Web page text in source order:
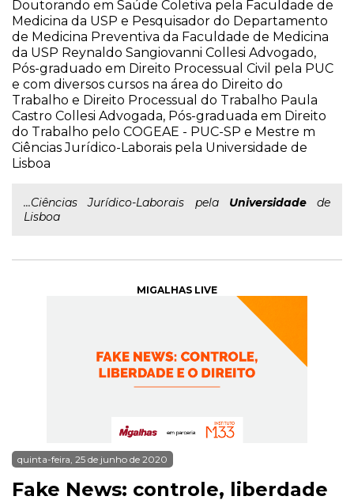
Doutorando em Saúde Coletiva pela Faculdade de
Medicina da USP e Pesquisador do Departamento
de Medicina Preventiva da Faculdade de Medicina
da USP Reynaldo Sangiovanni Collesi Advogado,
Pós-graduado em Direito Processual Civil pela PUC
e com diversos cursos na área do Direito do
Trabalho e Direito Processual do Trabalho Paula
Castro Collesi Advogada, Pós-graduada em Direito
do Trabalho pelo COGEAE - PUC-SP e Mestre m
Ciências Jurídico-Laborais pela Universidade de
Lisboa
...Ciências Jurídico-Laborais pela Universidadede
Lisboa
MIGALHAS LIVE
quinta-feira, 25 de junho de 2020
Fake News: controle, liberdade